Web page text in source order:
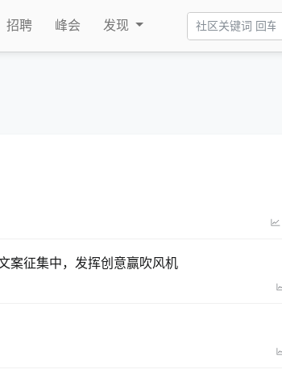
招聘 峰会 发现
案征集中，发挥创意赢吹风机